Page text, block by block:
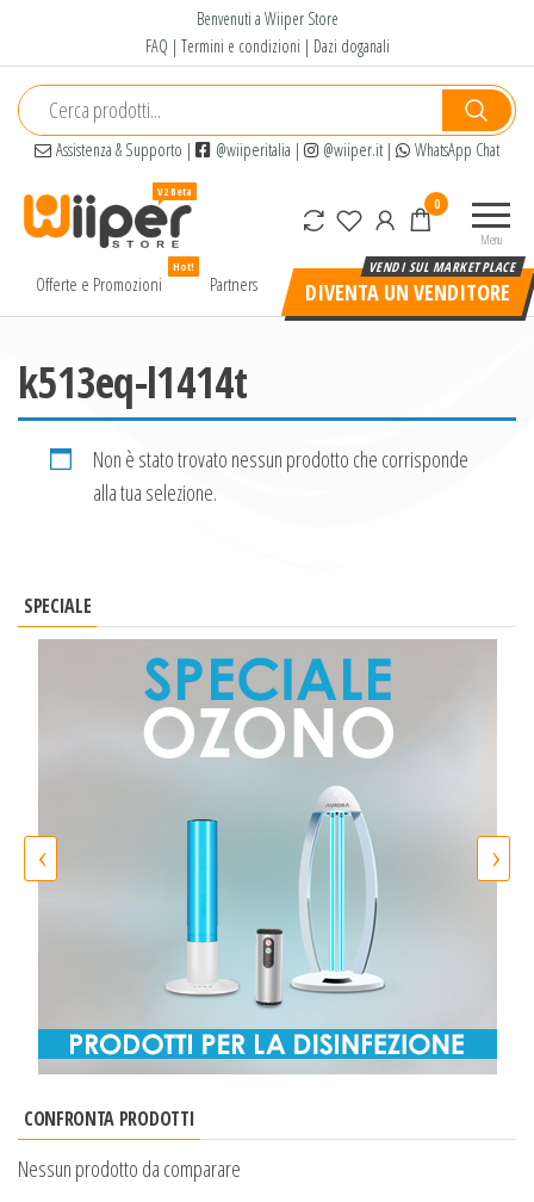
contenuto
Benvenuti a Wiiper Store
FAQ | Termini e condizioni | Dazi doganali
Assistenza & Supporto | @wiiperitalia | @wiiper.it| WhatsApp Chat
alta
prezzo
Menu
0
Offerte e Promozioni
Hot!
Partners DIVENTA UN VENDITORE
k513eq-l1414t
Non è stato trovato nessun prodotto che corrisponde
alla tua selezione.
SPECIALE
‹ ›
CONFRONTA PRODOTTI
Nessun prodotto da comparare